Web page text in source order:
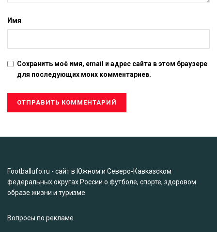
Имя
Сохранить моё имя, email и адрес сайта в этом браузере
для последующих моих комментариев.
Footballufo.ru - сайт в Южном и Северо-Кавказском
федеральных округах России о футболе, спорте, здоровом
образе жизни и туризме
Вопросы по рекламе